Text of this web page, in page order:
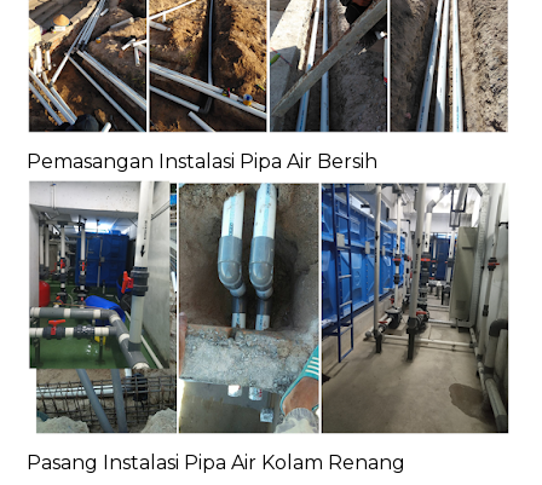
Pemasangan Instalasi Pipa Air Bersih
Pasang Instalasi Pipa Air Kolam Renang